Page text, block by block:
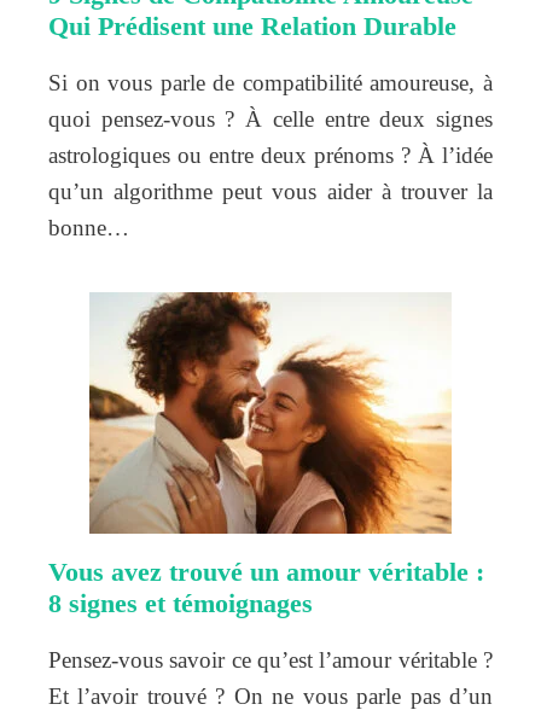
Qui Prédisent une Relation Durable
Si on vous parle de compatibilité amoureuse, à
quoi pensez-vous ? À celle entre deux signes
astrologiques ou entre deux prénoms ? À l’idée
qu’un algorithme peut vous aider à trouver la
bonne…
Vous avez trouvé un amour véritable :
8 signes et témoignages
Pensez-vous savoir ce qu’est l’amour véritable ?
Et l’avoir trouvé ? On ne vous parle pas d’un